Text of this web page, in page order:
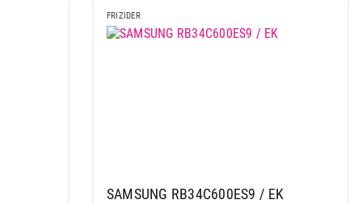
FRIZIDER
SAMSUNG RB34C600ES9 / EK